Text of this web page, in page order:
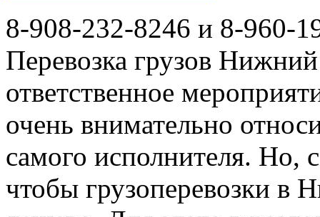
8-908-232-8246 и 8-960-
Перевозка грузов
ответственное
очень внимательно
самого исполнителя. Но,
чтобы грузоперевозки в